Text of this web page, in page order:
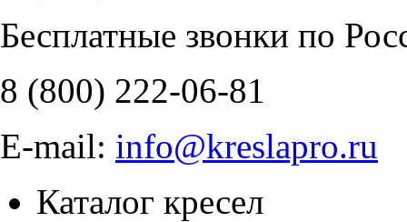
Бесплатные звонки по
8 (800) 222-06-81
E-mail: info@kreslapro.ru
Каталог кресел